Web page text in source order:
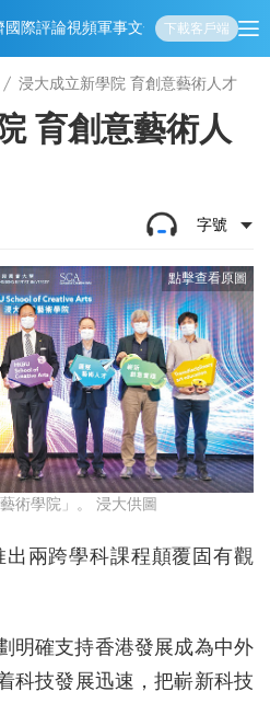
國際評論視頻軍事文化 娛樂生活教育體
下載客戶端
浸大成立新學院 育創意藝術人才
育創意藝術人
字號
術學院」。 浸大供圖
兩跨學科課程顛覆固有觀
明確支持香港發展成為中外
科技發展迅速，把嶄新科技